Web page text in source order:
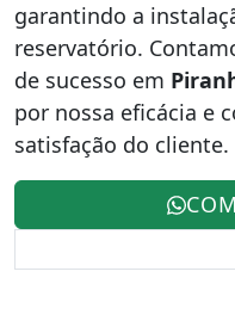
garantindo a
reservatório.
de sucesso em
por nossa eficácia e
satisfação do cliente.